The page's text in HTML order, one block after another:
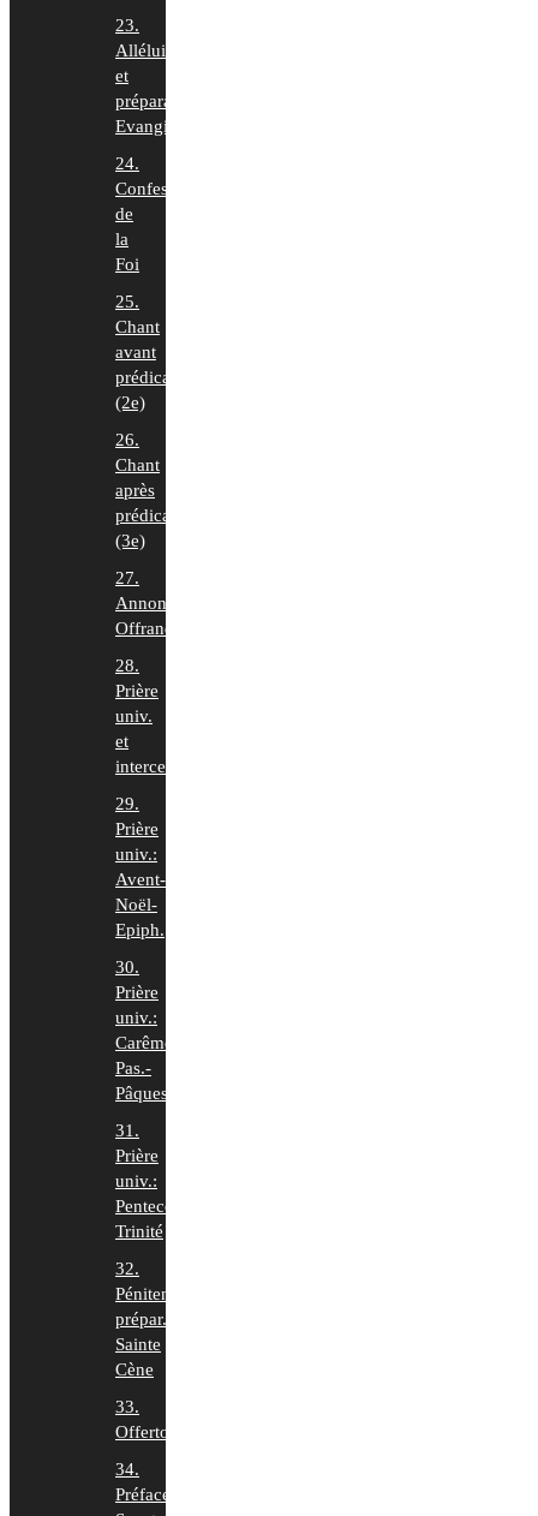
23.
Alléluia
et
préparation
Evangile
24.
Confession
de
la
Foi
25.
Chant
avant
prédication
(2e)
26.
Chant
après
prédication
(3e)
27.
Annonces,
Offrande
28.
Prière
univ.
et
intercession
29.
Prière
univ.:
Avent-
Noël-
Epiph.
30.
Prière
univ.:
Carême-
Pas.-
Pâques
31.
Prière
univ.:
Pentecôte-
Trinité
32.
Pénitence
prépar.
Sainte
Cène
33.
Offertoire
34.
Préface,